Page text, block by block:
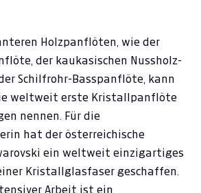
Holzpanflöten, wie der
der kaukasischen Nussholz-
Schilfrohr-Basspanflöte, kann
weltweit erste Kristallpanflöte
nennen. Für die
hat der österreichische
ein weltweit einzigartiges
Kristallglasfaser geschaffen.
Arbeit ist ein